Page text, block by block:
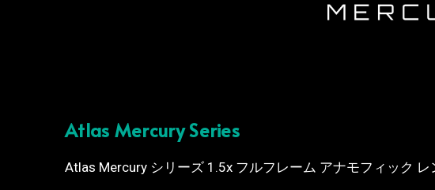
Atlas Mercury Series
Atlas Mercury シリーズ 1.5x フルフレーム アナモフィック レ